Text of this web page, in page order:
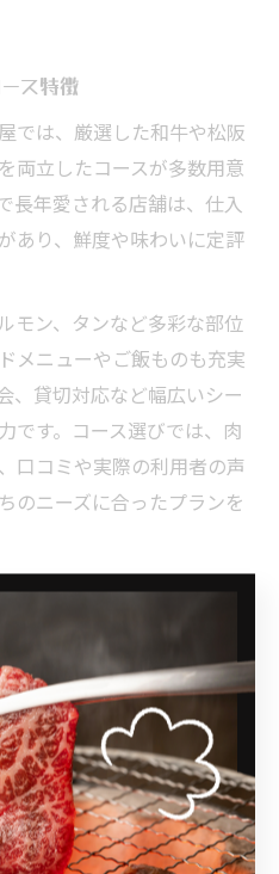
ス特徴
では、厳選した和牛や松阪
両立したコースが多数用意
長年愛される店舗は、仕入
あり、鮮度や味わいに定評
モン、タンなど多彩な部位
メニューやご飯ものも充実
、貸切対応など幅広いシー
です。コース選びでは、肉
口コミや実際の利用者の声
のニーズに合ったプランを
ておきたい焼肉
るポイント
べきコスパ比較のポイント